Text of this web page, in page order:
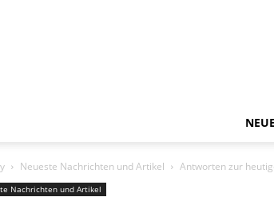
Neueste Nachrichten und Artikel Antworten zur
Nachrichten und Artikel